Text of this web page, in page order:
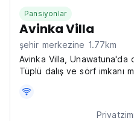
Pansiyonlar
Avinka Villa
şehir merkezine 1.77km
Avinka Villa, Unawatuna'da
Tüplü dalış ve sörf imkanı
çıkarın. (Auto-translated